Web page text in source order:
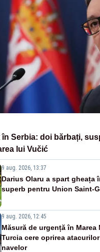
Serbia: doi bărbați,
lui Vučić
9 aug. 2026, 13:37
Darius Olaru a spart gheața
superb pentru Union Saint-
9 aug. 2026, 12:45
Măsură de urgență în Marea
Turcia cere oprirea
navelor